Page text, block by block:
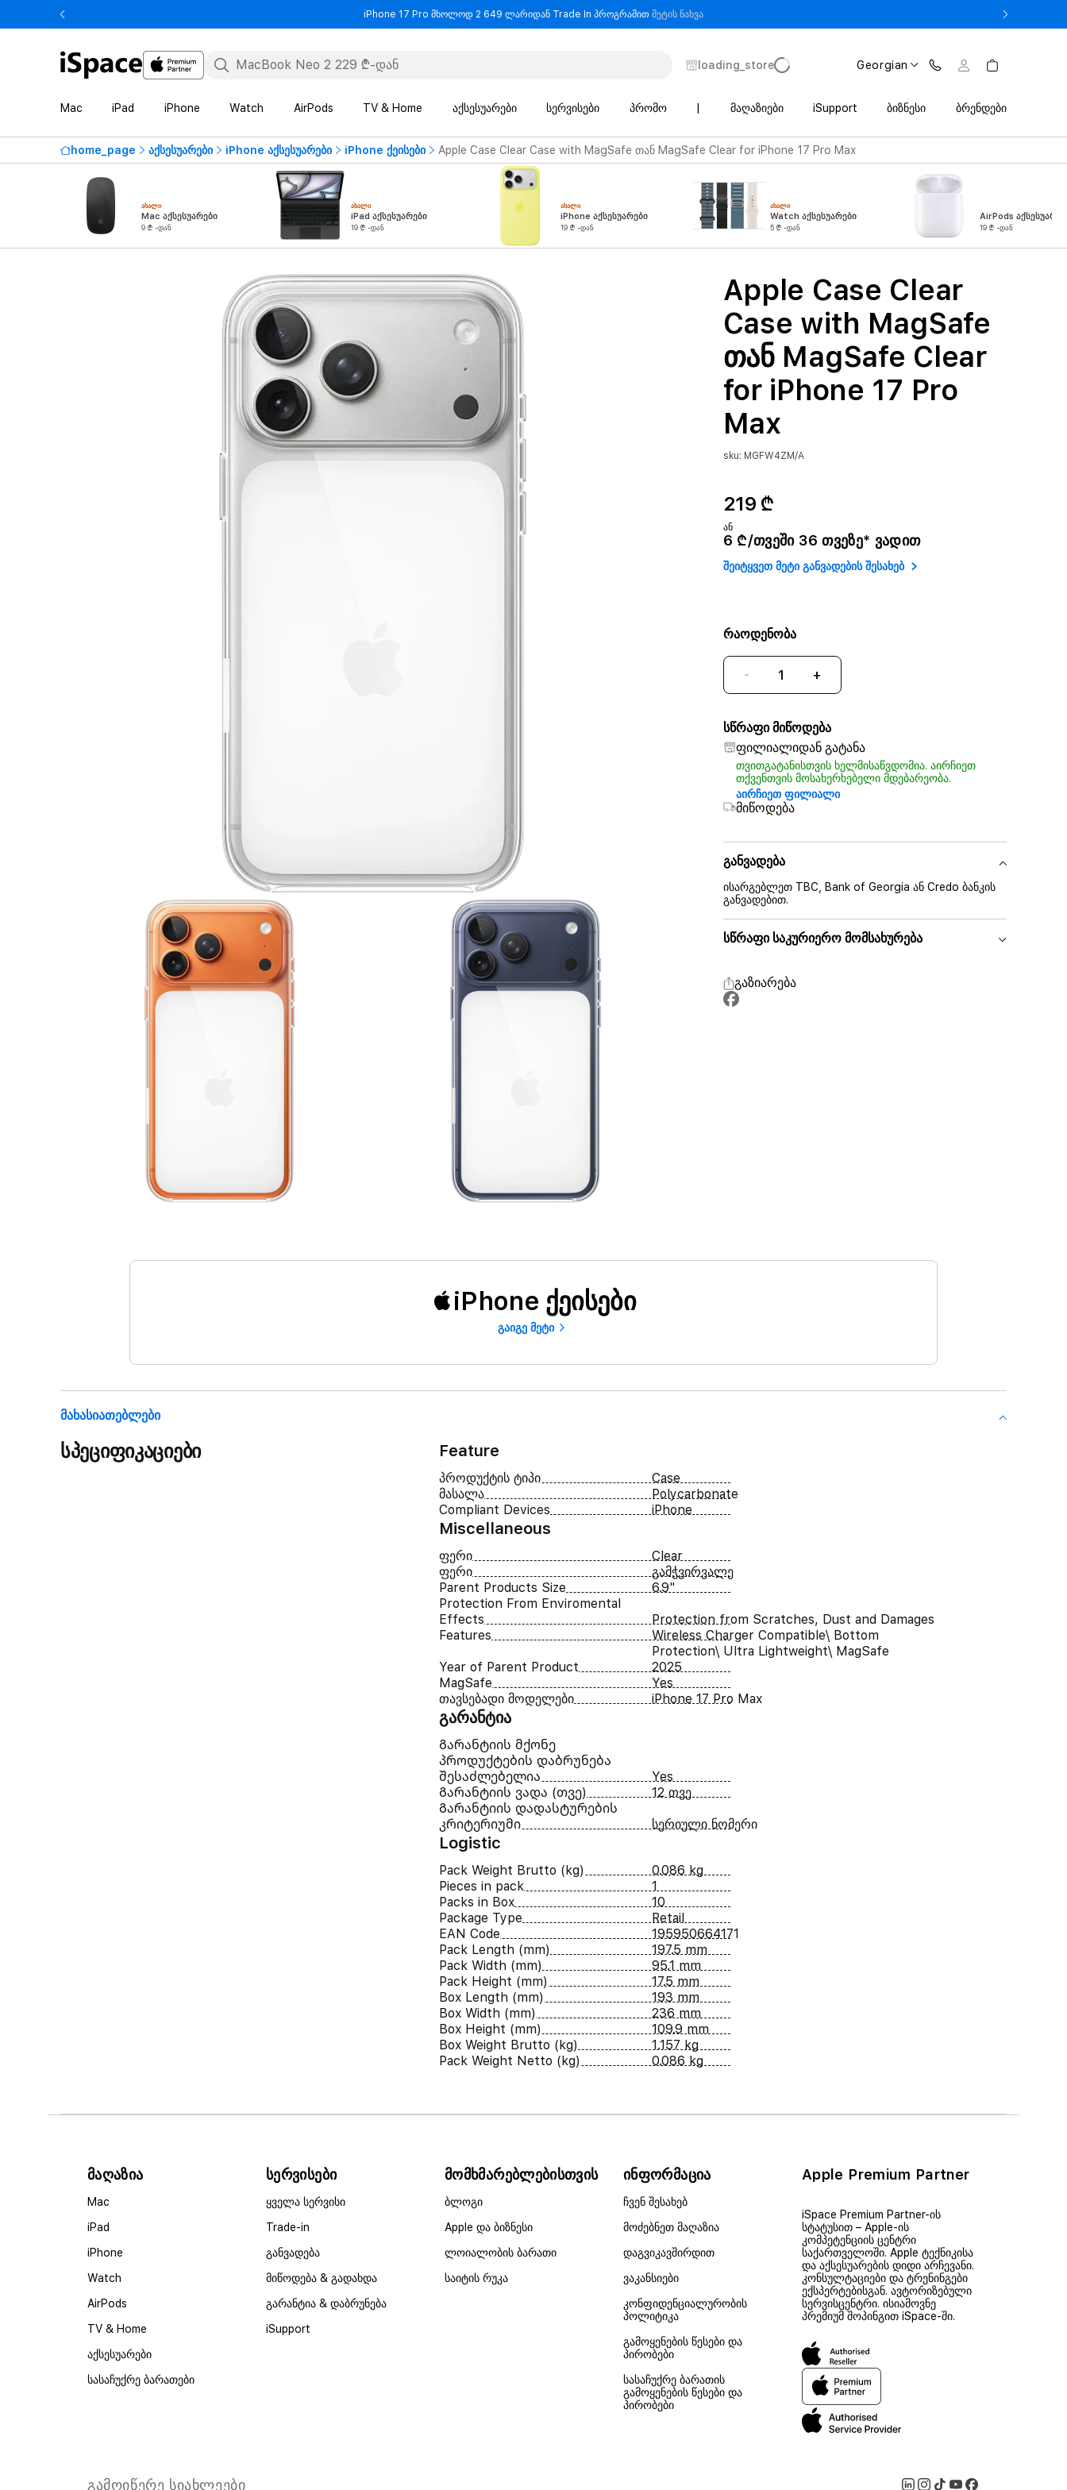
iPhone 17 Pro მხოლოდ 2 649 ლარიდან Trade In პროგრამით მეტის ნახვა- iPhone 17 Pro მხოლოდ 2 649 ლარიდან Trade In პროგრამით
loading_store Georgian
Mac iPad iPhone Watch AirPods TV & Home აქსესუარები სერვისები პრომო მაღაზიები iSupport ბიზნესი ბრენდები
home_page აქსესუარები iPhone აქსესუარები iPhone ქეისები Apple Case Clear Case with MagSafe თან MagSafe Clear for iPhone 17 Pro Max
ᲐᲮᲐᲚᲘ
Mac აქსესუარები
9 ₾ -დან
ᲐᲮᲐᲚᲘ
iPad აქსესუარები
19 ₾ -დან
ᲐᲮᲐᲚᲘ
iPhone აქსესუარები
19 ₾ -დან
ᲐᲮᲐᲚᲘ
Watch აქსესუარები
5 ₾ -დან
AirPods
19 ₾ -დან
Apple Case Clear
Case with MagSafe
თან MagSafe Clear
for iPhone 17 Pro
Max
sku: MGFW4ZM/A
219 ₾
ან
6 ₾/თვეში 36 თვეზე* ვადით
შეიტყვეთ მეტი განვადების შესახებ
რაოდენობა
- +
სწრაფი მიწოდება
ფილიალიდან გატანა
თვითგატანისთვის ხელმისაწვდომია. აირჩიეთ
თქვენთვის მოსახერხებელი მდებარეობა.
აირჩიეთ ფილიალი
მიწოდება
განვადება
ისარგებლეთ TBC, Bank of Georgia ან Credo ბანკის
განვადებით.
სწრაფი საკურიერო მომსახურება
გაზიარება
iPhone ქეისები
გაიგე მეტი
Მახასიათებლები
სპეციფიკაციები Feature
პროდუქტის ტიპი
Case
მასალა
Polycarbonate
Compliant Devices
iPhone
Miscellaneous
ფერი
Clear
ფერი
გამჭვირვალე
Parent Products Size
6.9"
Protection From Enviromental
Effects
Protection from Scratches, Dust and Damages
Features
Wireless Charger Compatible\ Bottom
Protection\ Ultra Lightweight\ MagSafe
Year of Parent Product
2025
MagSafe
Yes
თავსებადი მოდელები
iPhone 17 Pro Max
გარანტია
Გარანტიის მქონე
პროდუქტების დაბრუნება
შესაძლებელია
Yes
Გარანტიის ვადა (თვე)
12 თვე
Გარანტიის დადასტურების
კრიტერიუმი
სერიული ნომერი
Logistic
Pack Weight Brutto (kg)
0.086 kg
Pieces in pack
1
Packs in Box
10
Package Type
Retail
EAN Code
195950664171
Pack Length (mm)
197.5 mm
Pack Width (mm)
95.1 mm
Pack Height (mm)
17.5 mm
Box Length (mm)
193 mm
Box Width (mm)
236 mm
Box Height (mm)
109.9 mm
Box Weight Brutto (kg)
1.157 kg
Pack Weight Netto (kg)
0.086 kg
მაღაზია
Mac
iPad
iPhone
Watch
AirPods
TV & Home
აქსესუარები
სასაჩუქრე ბარათები
სერვისები
ყველა სერვისი
Trade-in
განვადება
მიწოდება & გადახდა
გარანტია & დაბრუნება
iSupport
მომხმარებლებისთვის
ბლოგი
Apple და ბიზნესი
ლოიალობის ბარათი
საიტის რუკა
ინფორმაცია
ჩვენ შესახებ
მოძებნეთ მაღაზია
დაგვიკავშირდით
ვაკანსიები
კონფიდენციალურობის
პოლიტიკა
გამოყენების წესები და
პირობები
სასაჩუქრე ბარათის
გამოყენების წესები და
პირობები
Apple Premium Partner
iSpace Premium Partner-ის
სტატუსით – Apple-ის
კომპეტენციის ცენტრი
საქართველოში. Apple ტექნიკისა
და აქსესუარების დიდი არჩევანი.
კონსულტაციები და ტრენინგები
ექსპერტებისგან. ავტორიზებული
სერვისცენტრი. ისიამოვნე
პრემიუმ შოპინგით iSpace-ში.
გამოიწერე სიახლეები